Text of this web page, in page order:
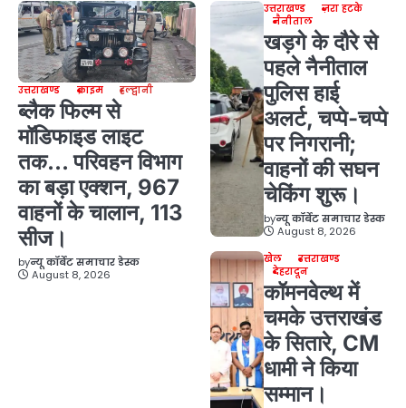
उत्तराखण्ड क्राइम हल्द्वानी
ब्लैक फिल्म से
मॉडिफाइड लाइट
तक… परिवहन विभाग
का बड़ा एक्शन, 967
वाहनों के चालान, 113
सीज।
byन्यू कॉर्बेट समाचार डेस्क
August 8, 2026
उत्तराखण्ड
ज़रा हटके
नैनीताल
खड़गे के दौरे से
पहले नैनीताल
पुलिस हाई
अलर्ट, चप्पे-चप्पे
पर निगरानी;
वाहनों की सघन
चेकिंग शुरू।
byन्यू कॉर्बेट समाचार डेस्क
August 8, 2026
खेल
उत्तराखण्ड
देहरादून
कॉमनवेल्थ में
चमके उत्तराखंड
के सितारे, CM
धामी ने किया
सम्मान।